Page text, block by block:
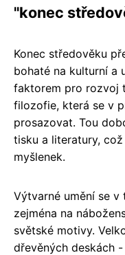
"konec
Konec středověku
bohaté na kulturní a
faktorem pro rozvoj
filozofie, která se v
prosazovat. Tou
tisku a literatury,
myšlenek.
Výtvarné umění se
zejména na
světské motivy.
dřevěných deskách